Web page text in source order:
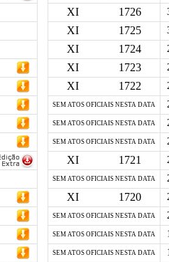
XI 1726
XI 1725
XI 1724
XI 1723
XI 1722
SEM ATOS OFICIAIS NESTA DATA
SEM ATOS OFICIAIS NESTA DATA
SEM ATOS OFICIAIS NESTA DATA
XI 1721
SEM ATOS OFICIAIS NESTA DATA
XI 1720
SEM ATOS OFICIAIS NESTA DATA
SEM ATOS OFICIAIS NESTA DATA
SEM ATOS OFICIAIS NESTA DATA